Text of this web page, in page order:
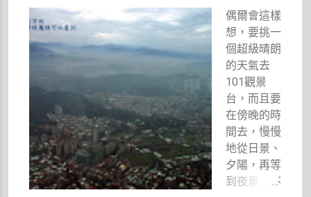
不太敢在工
作時亂閒
聊，也不太
敢在非工作
時也閒聊，
可是坐在我
旁邊的潔希
卡偶爾會拿
著作者送的
花草茶說：
「我們來泡
這個」或者
候，我跟堂
哥因為年紀
相仿，所以
感情一直很
好，我們常
常玩在一
起，在老家
的院子裡玩
泥巴，騎三
輪車，記得
當時我還常
偶爾會這樣
想，要挑一
個超級晴朗
的天氣去
101觀景
台，而且要
在傍晚的時
間去，慢慢
地從日景、
夕陽，再等
到夜景。不